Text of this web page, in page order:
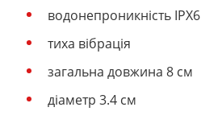
водонепроникність IPX6
тиха вібрація
загальна довжина 8 см
діаметр 3.4 см